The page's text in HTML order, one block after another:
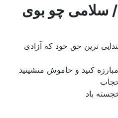
/ سلامی چو بوی
ترین حق خود که آزادی
کنید و خاموش منشینید
باد